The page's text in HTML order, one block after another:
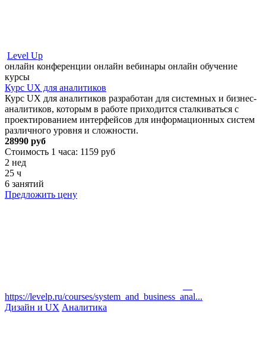
Level Up
онлайн конференции онлайн вебинары онлайн обучение
курсы
Курс UX для аналитиков
Курс UX для аналитиков разработан для системных и бизнес-
аналитиков, которым в работе приходится сталкиваться с
проектированием интерфейсов для информационных систем
различного уровня и сложности.
28990 руб
Стоимость 1 часа: 1159 руб
2 нед
25 ч
6 занятий
Предложить цену
https://levelp.ru/courses/system_and_business_anal...
Дизайн и UX Аналитика